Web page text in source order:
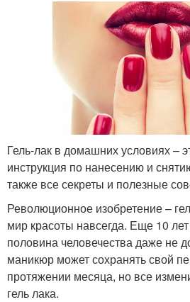
Гель-лак в домашних условиях –
инструкция по нанесению и
также все секреты и полезные
Революционное изобретение –
мир красоты навсегда. Еще 10
половина человечества даже не
маникюр может сохранять свой
протяжении месяца, но все
гель лака.